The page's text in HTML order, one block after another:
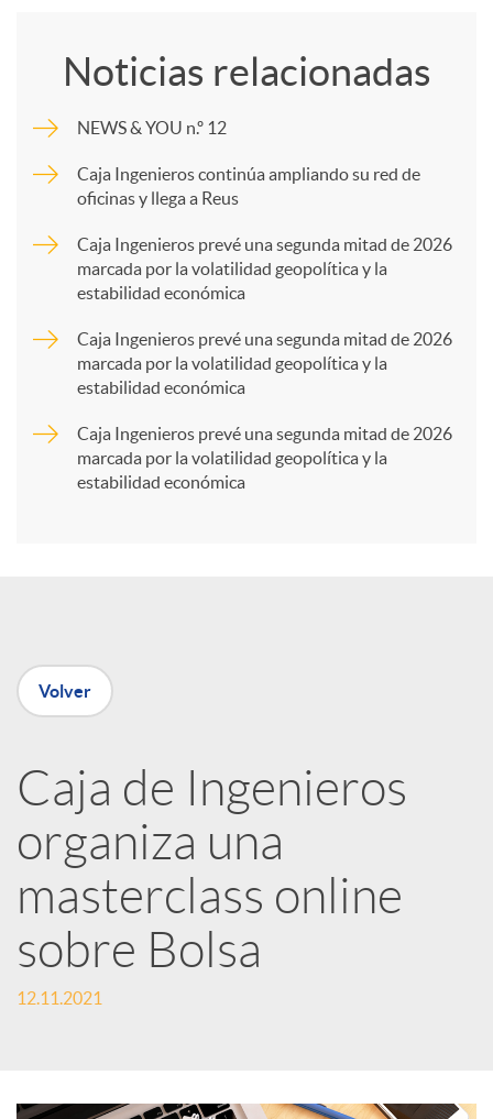
m
p
a
n
e
d
e
s
S
Noticias relacionadas
NEWS & YOU n.º 12
Caja Ingenieros continúa ampliando su red de
oficinas y llega a Reus
Caja Ingenieros prevé una segunda mitad de 2026
marcada por la volatilidad geopolítica y la
estabilidad económica
Caja Ingenieros prevé una segunda mitad de 2026
marcada por la volatilidad geopolítica y la
estabilidad económica
Caja Ingenieros prevé una segunda mitad de 2026
marcada por la volatilidad geopolítica y la
estabilidad económica
Volver
Caja de Ingenieros
organiza una
masterclass online
sobre Bolsa
12.11.2021